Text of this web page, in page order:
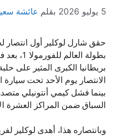
5 يوليو 2026 بقلم عائشة
بطولة
بريطانيا الكبرى المثير على
الانتصار يوم الأحد تحت سيارة
بينما فشل كيمي أنتونيلي
السباق ضمن المراكز العشرة
وبانتصاره هذا، أهدى لوكلير